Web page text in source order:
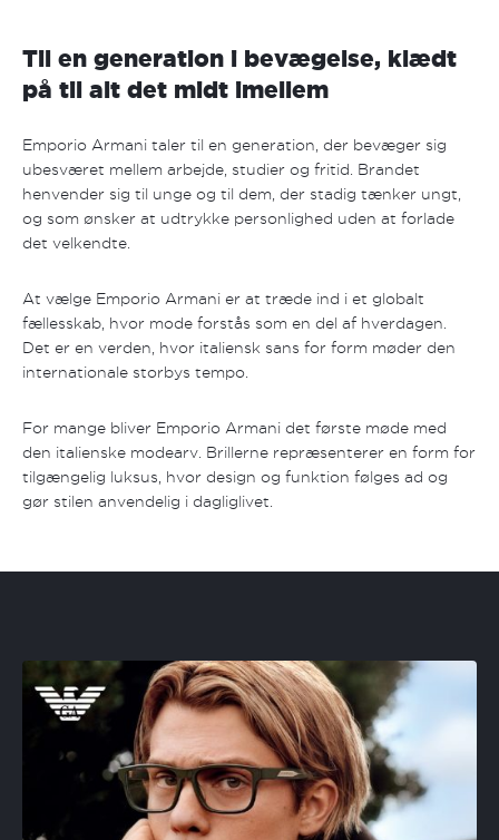
Til en generation i bevægelse, klædt
på til alt det midt imellem
Emporio Armani taler til en generation, der bevæger sig
ubesværet mellem arbejde, studier og fritid. Brandet
henvender sig til unge og til dem, der stadig tænker ungt,
og som ønsker at udtrykke personlighed uden at forlade
det velkendte.
At vælge Emporio Armani er at træde ind i et globalt
fællesskab, hvor mode forstås som en del af hverdagen.
Det er en verden, hvor italiensk sans for form møder den
internationale storbys tempo.
For mange bliver Emporio Armani det første møde med
den italienske modearv. Brillerne repræsenterer en form for
tilgængelig luksus, hvor design og funktion følges ad og
gør stilen anvendelig i dagliglivet.